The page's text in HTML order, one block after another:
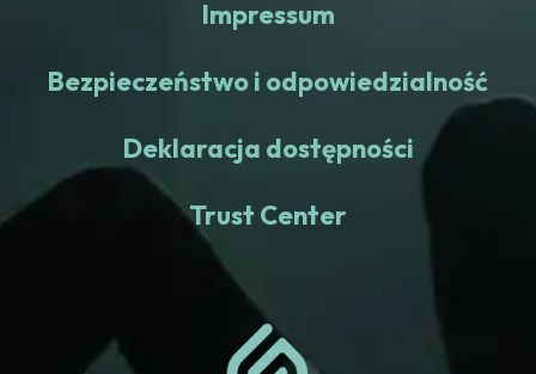
Impressum
Bezpieczeństwo i odpowiedzialność
Deklaracja dostępności
Trust Center